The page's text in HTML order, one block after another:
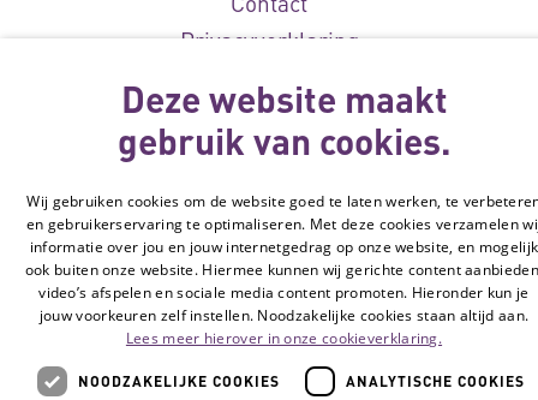
Privacyverklaring
Disclaimer
Cookie-instellingen
© Vilans, 2026
Deze website maakt
gebruik van cookies.
Wij gebruiken cookies om de website goed te laten werken, te
en gebruikerservaring te optimaliseren. Met deze cookies verzamelen
informatie over jou en jouw internetgedrag op onze website, en mogelijk
ook buiten onze website. Hiermee kunnen wij gerichte content
video’s afspelen en sociale media content promoten. Hieronder kun je
jouw voorkeuren zelf instellen. Noodzakelijke cookies staan altijd aan.
Lees meer hierover in onze cookieverklaring.
NOODZAKELIJKE COOKIES ANALYTISCHE COOKIES